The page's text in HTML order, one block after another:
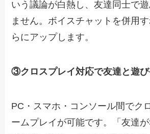
いう議論が白熱し、友達同士で
ません。ボイスチャットを併用
らにアップします。
③クロスプレイ対応で友達と遊
PC・スマホ・コンソール間でク
ームプレイが可能です。「友達